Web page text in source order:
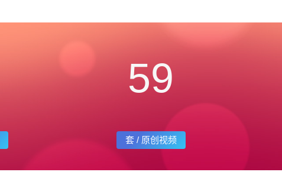
59
套 / 原创视频